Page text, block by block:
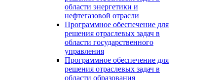
области энергетики и
нефтегазовой отрасли
Программное обеспечение для
решения отраслевых задач в
области государственного
управления
Программное обеспечение для
решения отраслевых задач в
области образования